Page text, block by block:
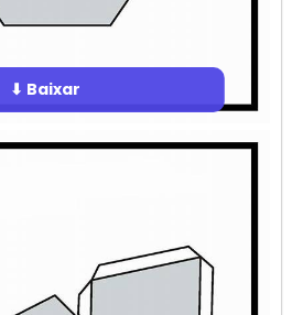
⬇ Baixar